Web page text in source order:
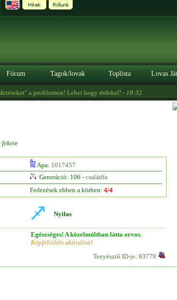
Fórum Tagok/lovak Toplista Lovas
a profilomon! Lehet hogy érdekel! -18:32
fekete
Apa: 1017457
Generáció: 106 - családfa
Fedezések ebben a körben: 4/4
Nyilas
Egészséges! A közelmúltban látta orvos.
Képfeltöltés aktiválva!
Tenyésztő ID-je: 83779